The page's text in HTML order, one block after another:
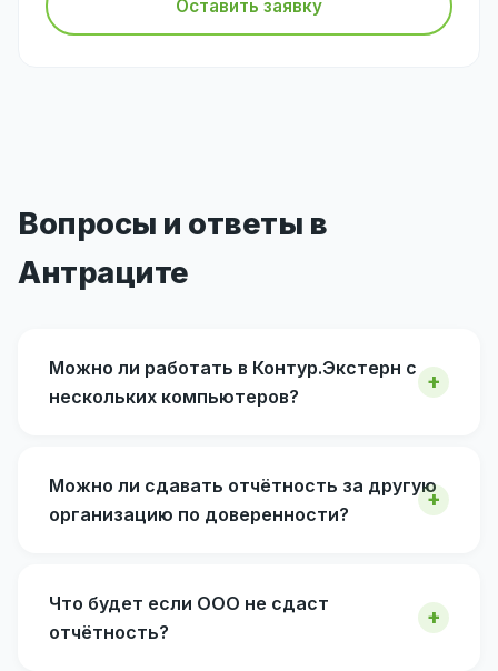
Оставить заявку
Вопросы и ответы в
Антраците
Можно ли работать в Контур.Экстерн с
нескольких компьютеров?
Можно ли сдавать отчётность за другую
организацию по доверенности?
Что будет если ООО не сдаст
отчётность?